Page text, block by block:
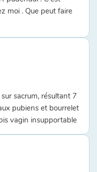
moi . Que peut faire
sacrum, résultant 7
pubiens et bourrelet
vagin insupportable